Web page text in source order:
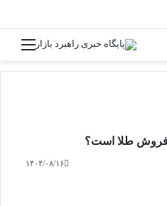
فروش طلا است؟
۱۴۰۴/۰۸/۱۶